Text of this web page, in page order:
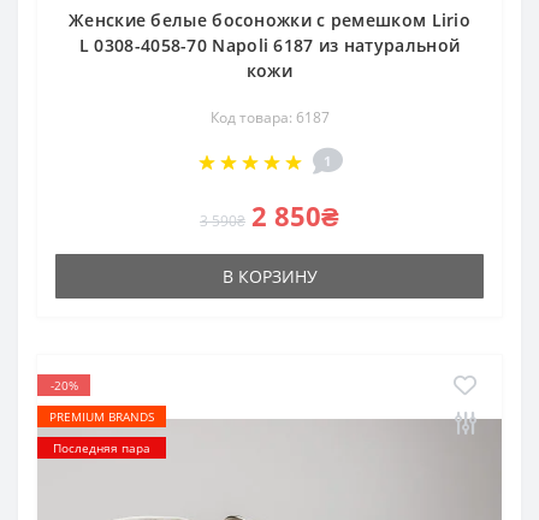
Женские белые босоножки с ремешком Lirio
L 0308-4058-70 Napoli 6187 из натуральной
кожи
Код товара: 6187
1
3 590₴ 2 850₴
В КОРЗИНУ
-20%
PREMIUM BRANDS
Последняя пара